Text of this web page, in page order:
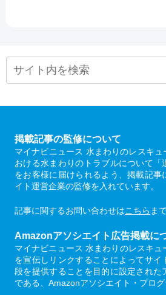
掲載記事の監修について
マイナビニュース 水まわりのレスキ
おける水まわりのトラブルについて「
をお客様に届けられるよう、掲載記
イト運営企業の監修を入れています。
記事に関するお問い合わせはこちら ま
Amazonアソシエイト広告掲載に
マイナビニュース 水まわりのレスキ
を宣伝しリンクすることによってサ
段を提供することを目的に設定された
である、Amazonアソシエイト・プログ